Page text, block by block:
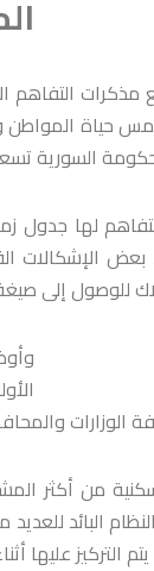
التفاهم
حياة المواطن
السورية
لها جدول
الإشكالات
للوصول إلى
الوزارات
من أكثر
البائد للعديد
التركيز عليها